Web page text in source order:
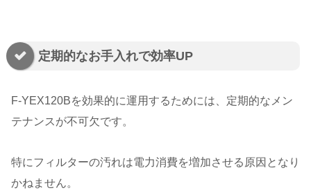
定期的なお手入れで効率UP
F-YEX120Bを効果的に運用するためには、定期的なメン
テナンスが不可欠です。
特にフィルターの汚れは電力消費を増加させる原因となり
かねません。